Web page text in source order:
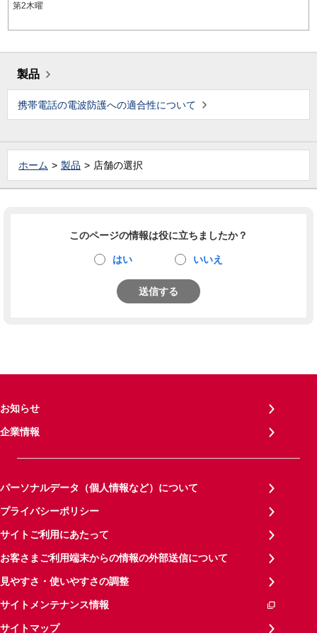
第2木曜
製品
携帯電話の電波防護への適合性について
ホーム 製品 店舗の選択
このページの情報は役に立ちましたか？
はい いいえ
送信する
お知らせ
企業情報
パーソナルデータ（個人情報など）について
プライバシーポリシー
サイトご利用にあたって
お客さまご利用端末からの情報の外部送信について
見やすさ・使いやすさの調整
サイトメンテナンス情報
サイトマップ